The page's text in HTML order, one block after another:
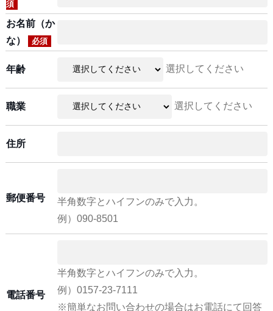
須
お名前（か
な）
必須
年齢 選択してください
職業 選択してください
住所
郵便番号
半角数字とハイフンのみで入力。
例）090-8501
電話番号
半角数字とハイフンのみで入力。
例）0157-23-7111
※簡単なお問い合わせの場合はお電話にて回答